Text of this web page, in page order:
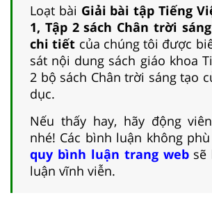
Loạt bài Giải bài tập Tiếng
1, Tập 2 sách Chân trời
chi tiết của chúng tôi được
sát nội dung sách giáo khoa
2 bộ sách Chân trời sáng tạo
dục.
Nếu thấy hay, hãy động
nhé! Các bình luận không
quy bình luận trang websẽ
luận vĩnh viễn.